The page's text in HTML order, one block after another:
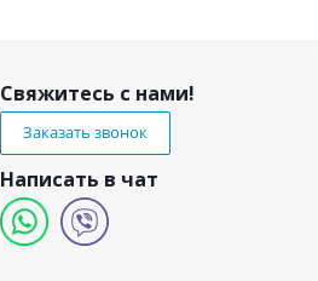
Свяжитесь с нами!
Заказать звонок
Написать в чат